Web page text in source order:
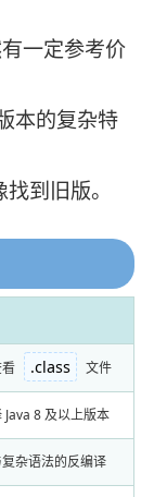
一定参考价
本的复杂特
到旧版。
.class 文件
Java 8 及以上版本
杂语法的反编译